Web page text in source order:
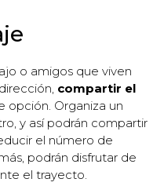
o amigos que viven
compartir el
opción. Organiza un
y así podrán compartir
el número de
podrán disfrutar de
el trayecto.